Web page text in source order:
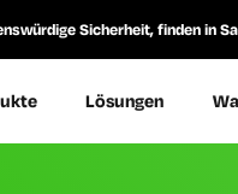
Sicherheit, finden in
Lösungen